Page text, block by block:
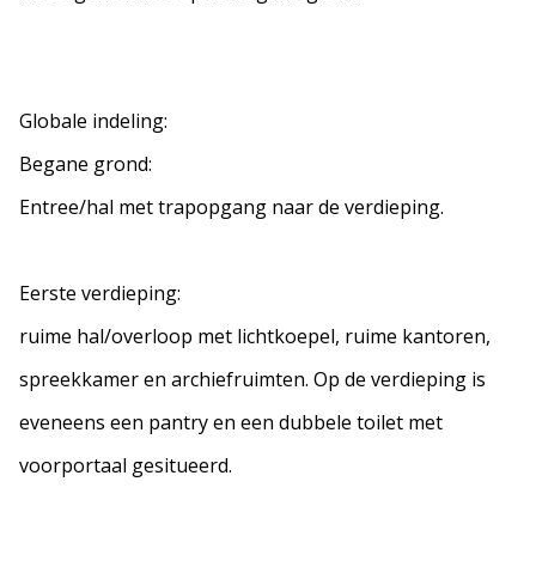
Globale indeling:
Begane grond:
Entree/hal met trapopgang naar de verdieping.
Eerste verdieping:
ruime hal/overloop met lichtkoepel, ruime kantoren,
spreekkamer en archiefruimten. Op de verdieping is
eveneens een pantry en een dubbele toilet met
voorportaal gesitueerd.